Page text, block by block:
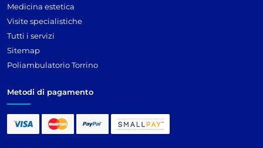
Medicina estetica
Visite specialistiche
Tutti i servizi
Sitemap
Poliambulatorio Torrino
Metodi di pagamento